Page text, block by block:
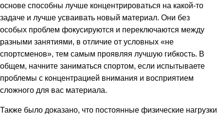
основе способны лучше концентрироваться на какой-то
задаче и лучше усваивать новый материал. Они без
особых проблем фокусируются и переключаются между
разными занятиями, в отличие от условных «не
спортсменов», тем самым проявляя лучшую гибкость. В
общем, начните заниматься спортом, если испытываете
проблемы с концентрацией внимания и восприятием
сложного для вас материала.
Также было доказано, что постоянные физические нагрузки